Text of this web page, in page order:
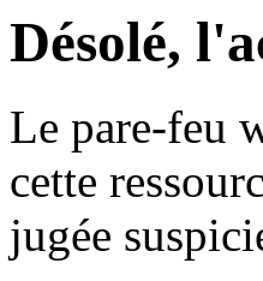
Désolé,
Le pare-feu
cette
jugée